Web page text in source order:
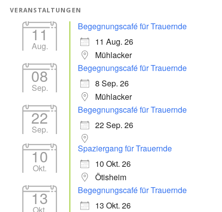
VERANSTALTUNGEN
11
Aug.
Begegnungscafé für Trauernde
11 Aug. 26
Mühlacker
08
Sep.
Begegnungscafé für Trauernde
8 Sep. 26
Mühlacker
22
Sep.
Begegnungscafé für Trauernde
22 Sep. 26
10
Okt.
Spaziergang für Trauernde
10 Okt. 26
Ötisheim
13
Okt.
Begegnungscafé für Trauernde
13 Okt. 26